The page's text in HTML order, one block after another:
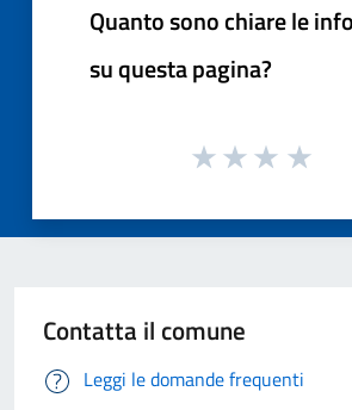
Quanto sono chiare le
su questa pagina?
Contatta il comune
Leggi le domande frequenti